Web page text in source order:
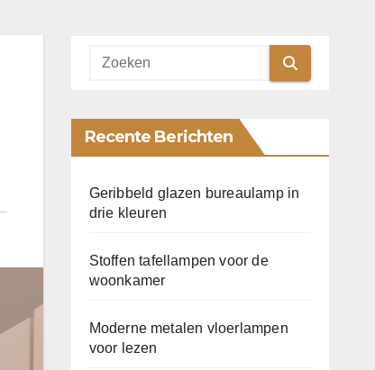
Recente Berichten
Geribbeld glazen bureaulamp in
drie kleuren
Stoffen tafellampen voor de
woonkamer
Moderne metalen vloerlampen
voor lezen